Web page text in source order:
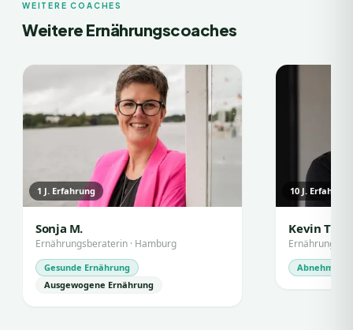
WEITERE COACHES
Weitere Ernährungscoaches
1 J. Erfahrung
Sonja M.
Ernährungsberaterin · Hamburg
Gesunde Ernährung
Ausgewogene Ernährung
10 J. Erfahrung
Kevin T.
Abnehmen